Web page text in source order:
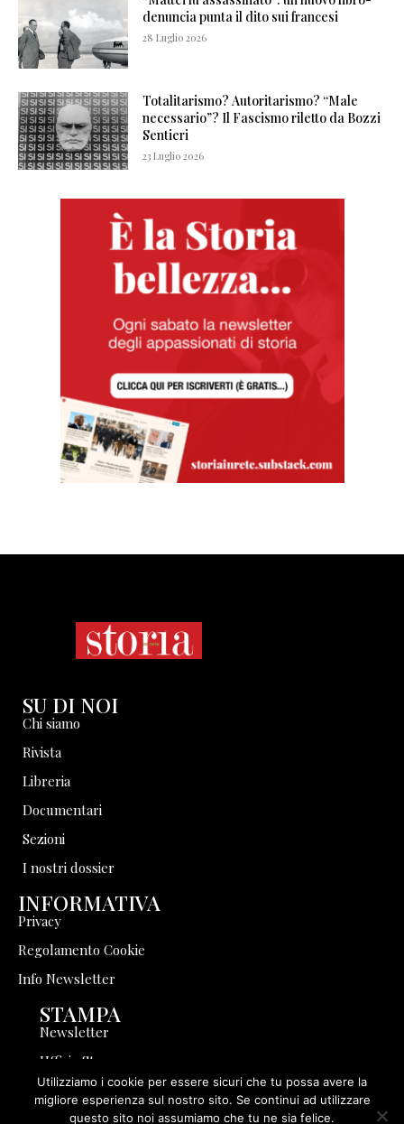
SU DI NOI
Chi siamo
Rivista
Libreria
Documentari
Sezioni
I nostri dossier
INFORMATIVA
Privacy
Regolamento Cookie
Info Newsletter
STAMPA
Newsletter
Ufficio Stampa
Pubblicità
Collabora con noi
Utilizziamo i cookie per essere sicuri che tu possa avere la
migliore esperienza sul nostro sito. Se continui ad utilizzare
questo sito noi assumiamo che tu ne sia felice.